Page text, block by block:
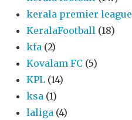
kerala premier league
KeralaFootball (18)
kfa (2)
Kovalam FC (5)
KPL (14)
ksa (1)
laliga (4)